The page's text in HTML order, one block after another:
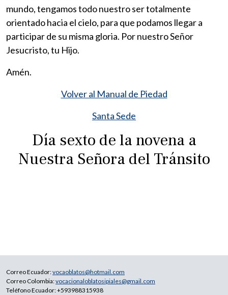
mundo, tengamos todo nuestro ser totalmente
orientado hacia el cielo, para que podamos llegar a
participar de su misma gloria. Por nuestro Señor
Jesucristo, tu Hijo.
Amén.
Volver al Manual de Piedad
Santa Sede
Día sexto de la novena a
Nuestra Señora del Tránsito
Correo Ecuador:vocaoblatos@hotmail.com
Correo Colombia:vocacionaloblatosipiales@gmail.com
Teléfono Ecuador: +593988315938